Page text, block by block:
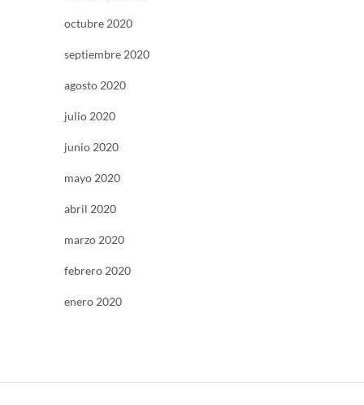
octubre 2020
septiembre 2020
agosto 2020
julio 2020
junio 2020
mayo 2020
abril 2020
marzo 2020
febrero 2020
enero 2020